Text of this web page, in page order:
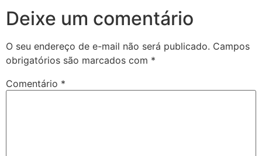
Deixe um comentário
O seu endereço de e-mail não será publicado. Campos
obrigatórios são marcados com *
Comentário *